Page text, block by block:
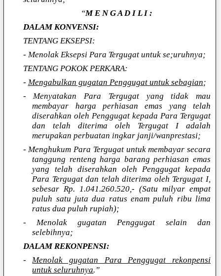
“M E N G A D I L I :
DALAM KONVENSI:
TENTANG EKSEPSI:
- Menolak Eksepsi Para Tergugat untuk se;uruhnya;
TENTANG POKOK PERKARA:
- Mengabulkan gugatan Penggugat untuk sebagian;
- Menyatakan Para Tergugat yang tidak mau
membayar harga perhiasan emas yang telah
diserahkan oleh Penggugat kepada Para Tergugat
dan telah diterima oleh Tergugat I adalah
merupakan perbuatan ingkar janji/wanprestasi;
- Menghukum Para Tergugat untuk membayar secara
tanggung renteng harga barang perhiasan emas
yang telah diserahkan oleh Penggugat kepada
Para Tergugat dan telah diterima oleh Tergugat I,
sebesar Rp. 1.041.260.520,- (Satu milyar empat
puluh satu juta dua ratus enam puluh ribu lima
ratus dua puluh rupiah);
- Menolak gugatan Penggugat selain dan
selebihnya;
DALAM REKONPENSI:
-Menolak gugatan Para Penggugat rekonpensi
untuk seluruhnya.”